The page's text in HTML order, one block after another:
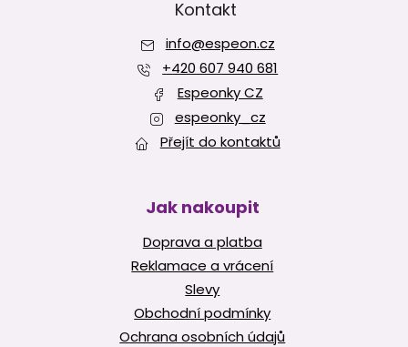
v
ý
p
i
s
u
Kontakt
info@espeon.cz
+420 607 940 681
Espeonky CZ
espeonky_cz
Přejít do kontaktů
Jak nakoupit
Doprava a platba
Reklamace a vrácení
Slevy
Obchodní podmínky
Ochrana osobních údajů